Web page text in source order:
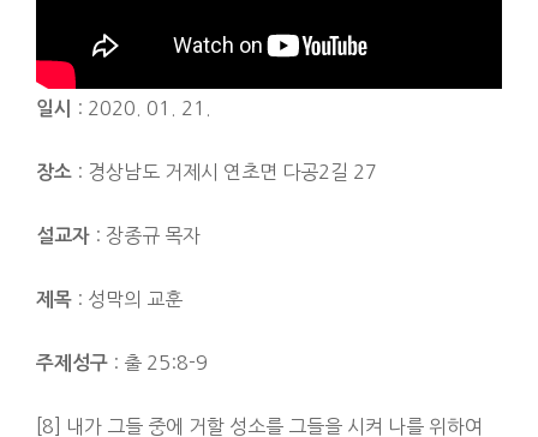
일시 : 2020. 01. 21.
장소 : 경상남도 거제시 연초면 다공2길 27
설교자 : 장종규 목자
제목 : 성막의 교훈
주제성구 : 출 25:8-9
[8] 내가 그들 중에 거할 성소를 그들을 시켜 나를 위하여